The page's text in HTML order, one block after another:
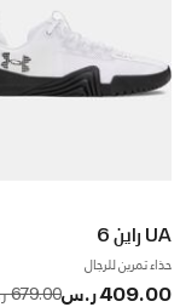
UA راين 6
حذاء تمرين للرجال
409.00 ر.س from
679.00 ر.س